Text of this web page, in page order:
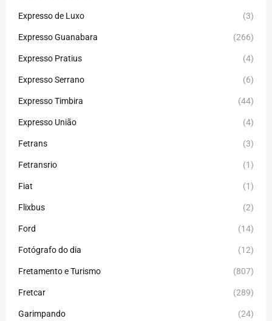
Expresso de Luxo (3)
Expresso Guanabara (266)
Expresso Pratius (4)
Expresso Serrano (6)
Expresso Timbira (44)
Expresso União (4)
Fetrans (3)
Fetransrio (1)
Fiat (1)
Flixbus (2)
Ford (14)
Fotógrafo do dia (12)
Fretamento e Turismo (807)
Fretcar (289)
Garimpando (24)